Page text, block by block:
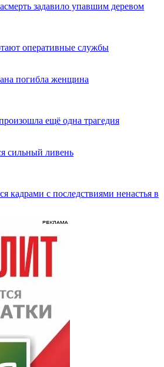
задавило упавшим деревом
оперативные службы
погибла женщина
ещё одна трагедия
сильный ливень
кадрами с последствиями ненастья в